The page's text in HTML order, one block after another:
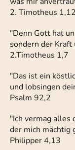
2. Timotheus 1,12
"Denn Gott hat
sondern der
2.Timotheus 1,7
"Das ist ein
und lobsingen
Psalm 92,2
"Ich vermag alles
der mich mächtig
Philipper 4,13